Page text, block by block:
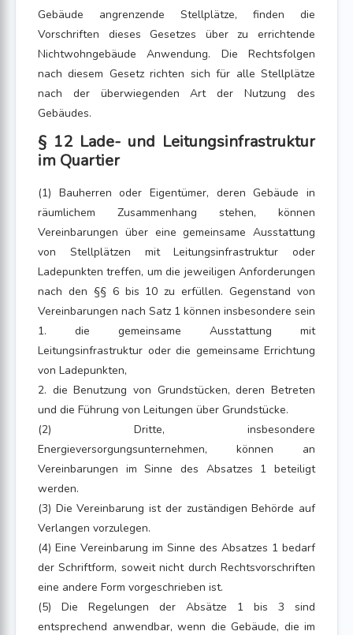
Gebäude angrenzende Stellplätze, finden die
Vorschriften dieses Gesetzes über zu errichtende
Nichtwohngebäude Anwendung. Die Rechtsfolgen
nach diesem Gesetz richten sich für alle Stellplätze
nach der überwiegenden Art der Nutzung des
Gebäudes.
§ 12 Lade- und Leitungsinfrastruktur
im Quartier
(1) Bauherren oder Eigentümer, deren Gebäude in
räumlichem Zusammenhang stehen, können
Vereinbarungen über eine gemeinsame Ausstattung
von Stellplätzen mit Leitungsinfrastruktur oder
Ladepunkten treffen, um die jeweiligen Anforderungen
nach den §§ 6 bis 10 zu erfüllen. Gegenstand von
Vereinbarungen nach Satz 1 können insbesondere sein
1. die gemeinsame Ausstattung mit
Leitungsinfrastruktur oder die gemeinsame Errichtung
von Ladepunkten,
2. die Benutzung von Grundstücken, deren Betreten
und die Führung von Leitungen über Grundstücke.
(2) Dritte, insbesondere
Energieversorgungsunternehmen, können an
Vereinbarungen im Sinne des Absatzes 1 beteiligt
werden.
(3) Die Vereinbarung ist der zuständigen Behörde auf
Verlangen vorzulegen.
(4) Eine Vereinbarung im Sinne des Absatzes 1 bedarf
der Schriftform, soweit nicht durch Rechtsvorschriften
eine andere Form vorgeschrieben ist.
(5) Die Regelungen der Absätze 1 bis 3 sind
entsprechend anwendbar, wenn die Gebäude, die im